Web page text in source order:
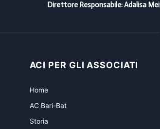
Direttore Responsabile: Adalisa Mei
ACI PER GLI ASSOCIATI
Home
AC Bari-Bat
Storia